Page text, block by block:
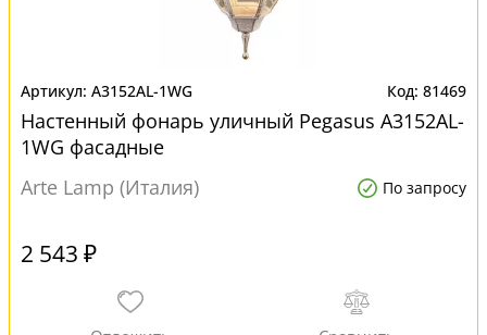
A3152AL-1WG 81469
Настенный фонарь уличный Pegasus A3152AL-
1WG фасадные
Arte Lamp (Италия)
По запросу
2 543 ₽